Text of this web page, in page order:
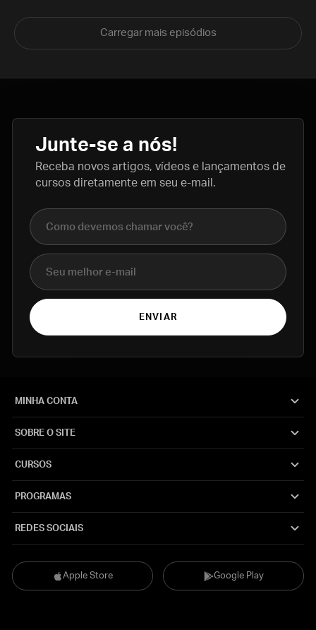
Carregar mais episódios
Junte-se a nós!
Receba novos artigos, vídeos e lançamentos de
cursos diretamente em seu e-mail.
Nome completo
E-mail
ENVIAR
Apple Store Google Play
MINHA CONTA
SOBRE O SITE
CURSOS
PROGRAMAS
REDES SOCIAIS